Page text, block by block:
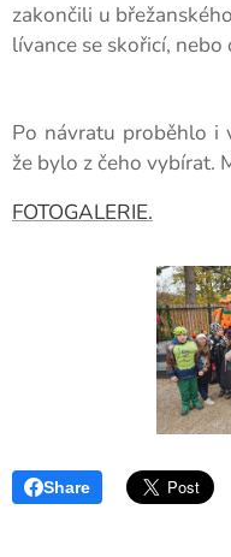
zakončili u
lívance se skořicí,
Po návratu proběhlo i
že bylo z čeho vybírat.
FOTOGALERIE.
Share